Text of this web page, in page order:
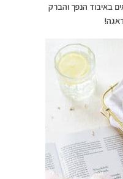
באיבוד הנפך והברק